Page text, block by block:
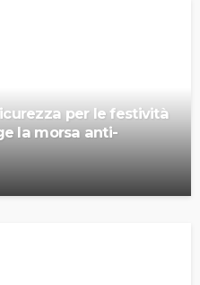
per le festività
la morsa anti-